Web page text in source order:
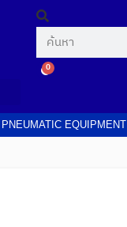
0
PNEUMATIC EQUIPMENT